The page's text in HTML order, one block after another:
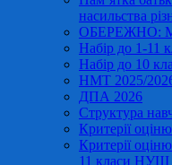
насильства
ОБЕРЕЖНО:
Набір до 1-11
Набір до 10
НМТ 2025/
ДПА 2026
Структура
Критерії
Критерії
11 класи НУШ